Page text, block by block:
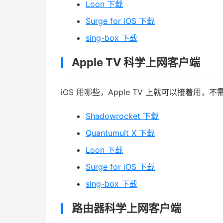
Loon 下载
Surge for iOS 下载
sing-box 下载
Apple TV 科学上网客户端
iOS 用哪些，Apple TV 上就可以接着用，不
Shadowrocket 下载
Quantumult X 下载
Loon 下载
Surge for iOS 下载
sing-box 下载
路由器科学上网客户端